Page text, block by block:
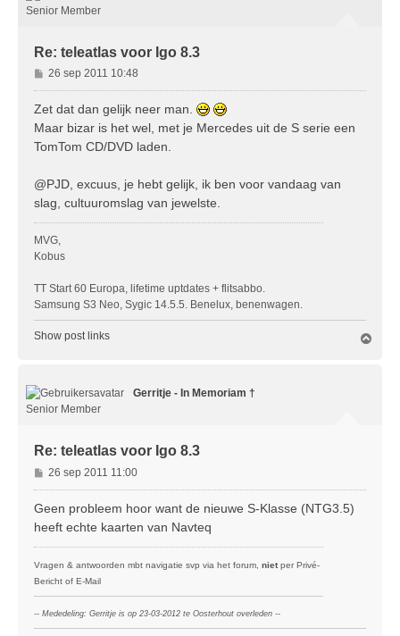
Senior Member
Re: teleatlas voor Igo 8.3
B
e
r
h
26 sep 2011 10:48
Zet dat dan gelijk neer man.
Maar bizar is het wel, met je Mercedes uit de S serie een
TomTom CD/DVD laden.
@PJD, excuus, je hebt gelijk, ik ben voor vandaag van
slag, cultuuromslag van jewelste.
MVG,
Kobus
TT Start 60 Europa, lifetime uptdates + flitsabbo.
Samsung S3 Neo, Sygic 14.5.5. Benelux, benenwagen.
Show post links
Gerritje - In Memoriam †
Senior Member
Re: teleatlas voor Igo 8.3
B
e
r
t
26 sep 2011 11:00
Geen probleem hoor want de nieuwe S-Klasse (NTG3.5)
heeft echte kaarten van Navteq
Vragen & antwoorden mbt navigatie svp via het forum, nietper Privé-
Bericht of E-Mail
-- Mededeling: Gerritje is op 23-03-2012 te Oosterhout overleden --